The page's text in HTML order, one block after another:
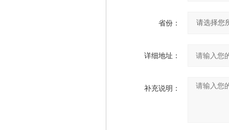
省份：
详细地址：
补充说明：